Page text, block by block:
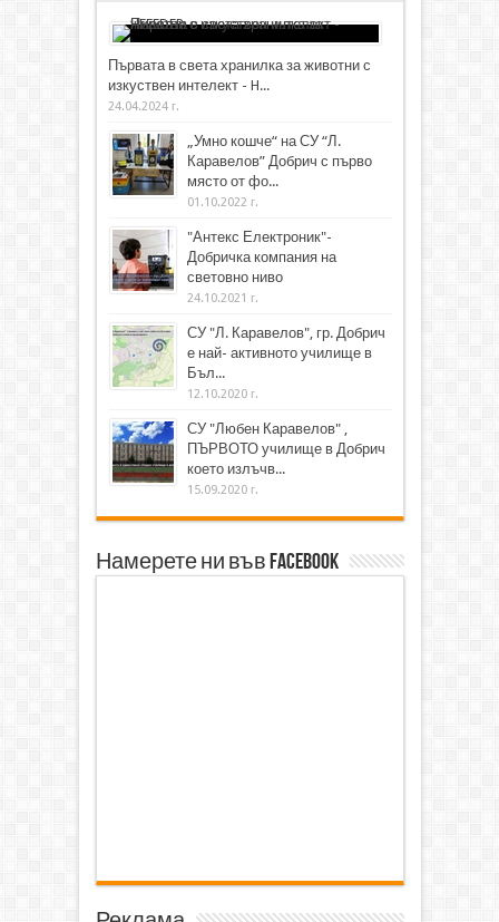
Първата в света хранилка за животни с
изкуствен интелект - H...
24.04.2024 г.
„Умно кошче“ на СУ “Л.
Каравелов” Добрич с първо
място от фо...
01.10.2022 г.
"Антекс Електроник"-
Добричка компания на
световно ниво
24.10.2021 г.
СУ "Л. Каравелов", гр. Добрич
е най- активното училище в
Бъл...
12.10.2020 г.
СУ "Любен Каравелов" ,
ПЪРВОТО училище в Добрич
което излъчв...
15.09.2020 г.
Намерете ни във Facebook